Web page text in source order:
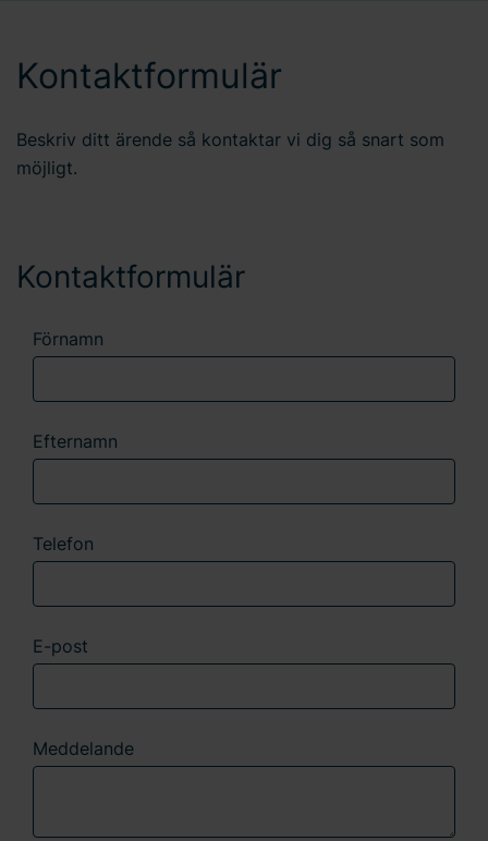
Kontaktformulär
Beskriv ditt ärende så kontaktar vi dig så snart som
möjligt.
Kontaktformulär
Förnamn
Efternamn
Telefon
E-post
Meddelande